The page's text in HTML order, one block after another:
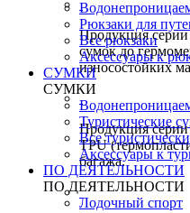
Продукция
сумок до
износостойких
Продукция
TPU
багажа.
Рюкзаки для
Все рюкзаки
Аксессуары к
СУМКИ
СУМКИ
Туристические
Все
Аксессуары к
ПО ДЕЯТЕЛЬНОСТИ
ПО ДЕЯТЕЛЬНОСТИ
Лодочный спорт